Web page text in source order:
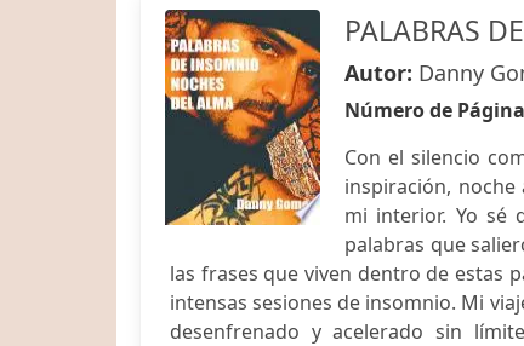
PALABRAS
Autor: Danny
Número de
Con el silencio
inspiración,
mi interior. Yo sé
palabras que
las frases que viven dentro de estas
intensas sesiones de insomnio. Mi
desenfrenado y acelerado sin